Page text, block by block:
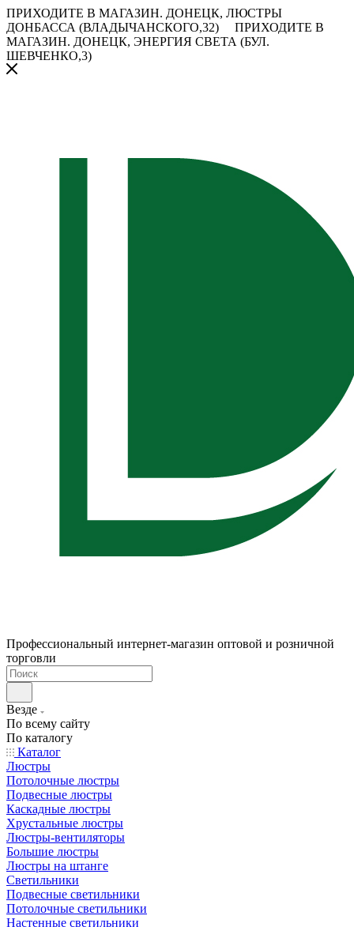
ПРИХОДИТЕ В МАГАЗИН. ДОНЕЦК, ЛЮСТРЫ
ДОНБАССА (ВЛАДЫЧАНСКОГО,32)
ПРИХОДИТЕ В
МАГАЗИН. ДОНЕЦК, ЭНЕРГИЯ СВЕТА (БУЛ.
ШЕВЧЕНКО,3)
Профессиональный интернет-магазин оптовой и розничной
торговли
Везде
По всему сайту
По каталогу
Каталог
Люстры
Потолочные люстры
Подвесные люстры
Каскадные люстры
Хрустальные люстры
Люстры-вентиляторы
Большие люстры
Люстры на штанге
Светильники
Подвесные светильники
Потолочные светильники
Настенные светильники